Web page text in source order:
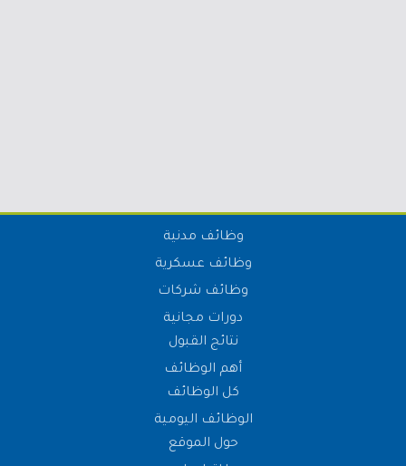
وظائف مدنية
وظائف عسكرية
وظائف شركات
دورات مجانية
نتائج القبول
أهم الوظائف
كل الوظائف
الوظائف اليومية
حول الموقع